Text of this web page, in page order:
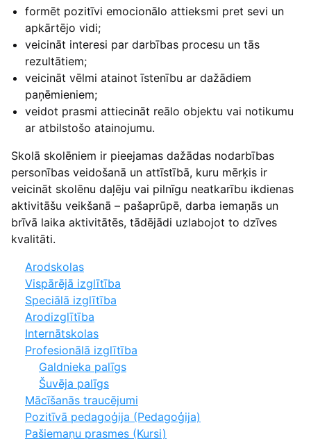
formēt pozitīvi emocionālo attieksmi pret sevi un
apkārtējo vidi;
veicināt interesi par darbības procesu un tās
rezultātiem;
veicināt vēlmi atainot īstenību ar dažādiem
paņēmieniem;
veidot prasmi attiecināt reālo objektu vai notikumu
ar atbilstošo atainojumu.
Skolā skolēniem ir pieejamas dažādas nodarbības
personības veidošanā un attīstībā, kuru mērķis ir
veicināt skolēnu daļēju vai pilnīgu neatkarību ikdienas
aktivitāšu veikšanā – pašaprūpē, darba iemaņās un
brīvā laika aktivitātēs, tādējādi uzlabojot to dzīves
kvalitāti.
Arodskolas
Vispārējā izglītība
Speciālā izglītība
Arodizglītība
Internātskolas
Profesionālā izglītība
Galdnieka palīgs
Šuvēja palīgs
Mācīšanās traucējumi
Pozitīvā pedagoģija (Pedagoģija)
Pašiemaņu prasmes (Kursi)